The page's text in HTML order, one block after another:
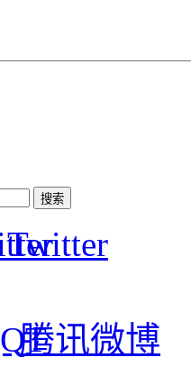
Twitter
腾讯微博